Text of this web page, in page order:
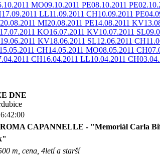
MO09.10.2011 PE08.10.2011 PE
17.09.2011 LL11.09.2011 CH10.09.2011 PE
20.08.2011 MI20.08.2011 PE14.08.2011 KV
17.07.2011 KO16.07.2011 KV10.07.2011 SL
19.06.2011 KV18.06.2011 SL12.06.2011 CH
15.05.2011 CH14.05.2011 MO08.05.2011 CH
CH16.04.2011 LL10.04.2011 CH
DNE
ROMA CAPANNELLE - "Memoriál Carla
m, cena, 4letí a starší